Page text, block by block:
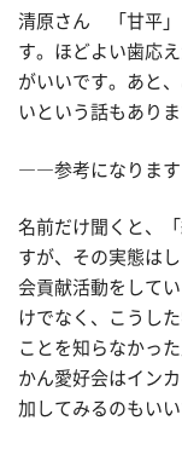
清原さん 「甘平」
す。ほどよい歯応
がいいです。あと
いという話もありま
――参考になります
名前だけ聞くと、
すが、その実態は
会貢献活動をして
けでなく、こうし
ことを知らなかっ
かん愛好会はイン
加してみるのもいい